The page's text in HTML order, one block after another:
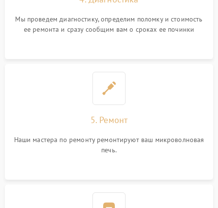
Мы проведем диагностику, определим поломку и стоимость
ее ремонта и сразу сообщим вам о сроках ее починки
5. Ремонт
Наши мастера по ремонту ремонтируют ваш микроволновая
печь.